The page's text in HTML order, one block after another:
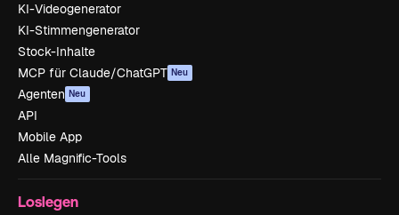
KI-Videogenerator
KI-Stimmengenerator
Stock-Inhalte
MCP für Claude/ChatGPT Neu
Agenten Neu
API
Mobile App
Alle Magnific-Tools
Loslegen